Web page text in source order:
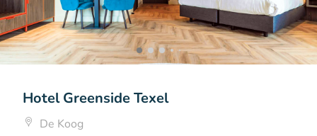
Hotel Greenside Texel
De Koog